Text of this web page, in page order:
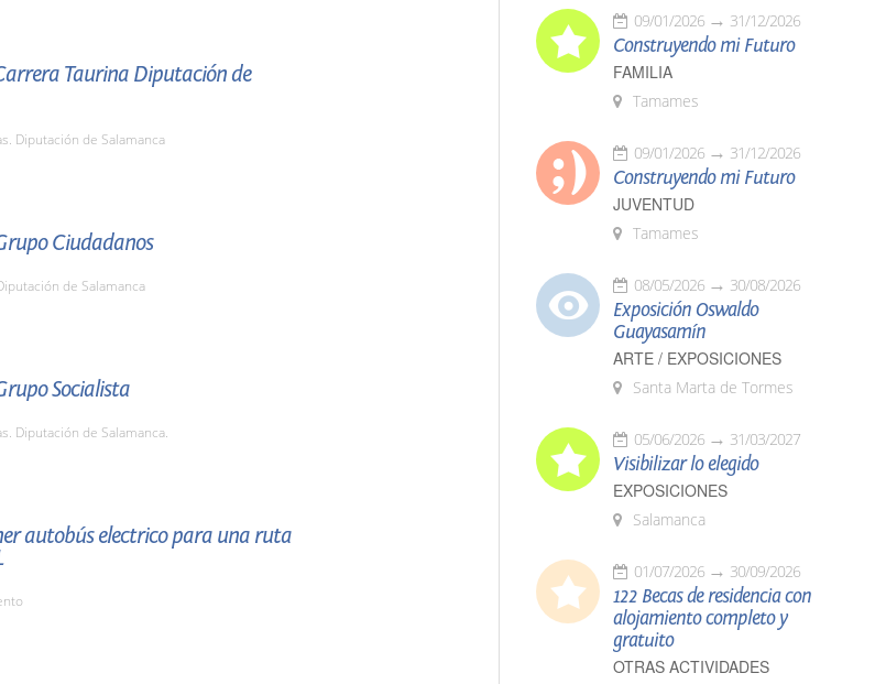
Taurina Diputación de
Diputación de Salamanca
Ciudadanos
de Salamanca
Socialista
Diputación de Salamanca.
autobús electrico para una ruta
09/01/2026 31/12/2026
Construyendo mi Futuro
FAMILIA
Tamames
09/01/2026 31/12/2026
Construyendo mi Futuro
JUVENTUD
Tamames
08/05/2026 30/08/2026
Exposición Oswaldo
Guayasamín
ARTE / EXPOSICIONES
Santa Marta de Tormes
05/06/2026 31/03/2027
Visibilizar lo elegido
EXPOSICIONES
Salamanca
01/07/2026 30/09/2026
122 Becas de residencia con
alojamiento completo y
gratuito
OTRAS ACTIVIDADES